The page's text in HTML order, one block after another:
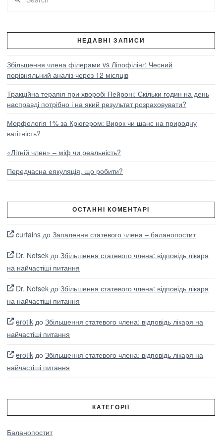
НЕДАВНІ ЗАПИСИ
Збільшення члена філерами vs Ліпофілінг: Чесний
порівняльний аналіз через 12 місяців
Тракційна терапія при хворобі Пейроні: Скільки годин на день
насправді потрібно і на який результат розраховувати?
Морфологія 1% за Крюгером: Вирок чи шанс на природну
вагітність?
«Літній член» – міф чи реальність?
Передчасна еякуляція, що робити?
ОСТАННІ КОМЕНТАРІ
curtains доЗапалення статевого члена – баланопостит
Dr. Notsek доЗбільшення статевого члена: відповідь лікаря
на найчастіші питання
Dr. Notsek доЗбільшення статевого члена: відповідь лікаря
на найчастіші питання
erotik доЗбільшення статевого члена: відповідь лікаря на
найчастіші питання
erotik доЗбільшення статевого члена: відповідь лікаря на
найчастіші питання
КАТЕГОРІЇ
Баланопостит